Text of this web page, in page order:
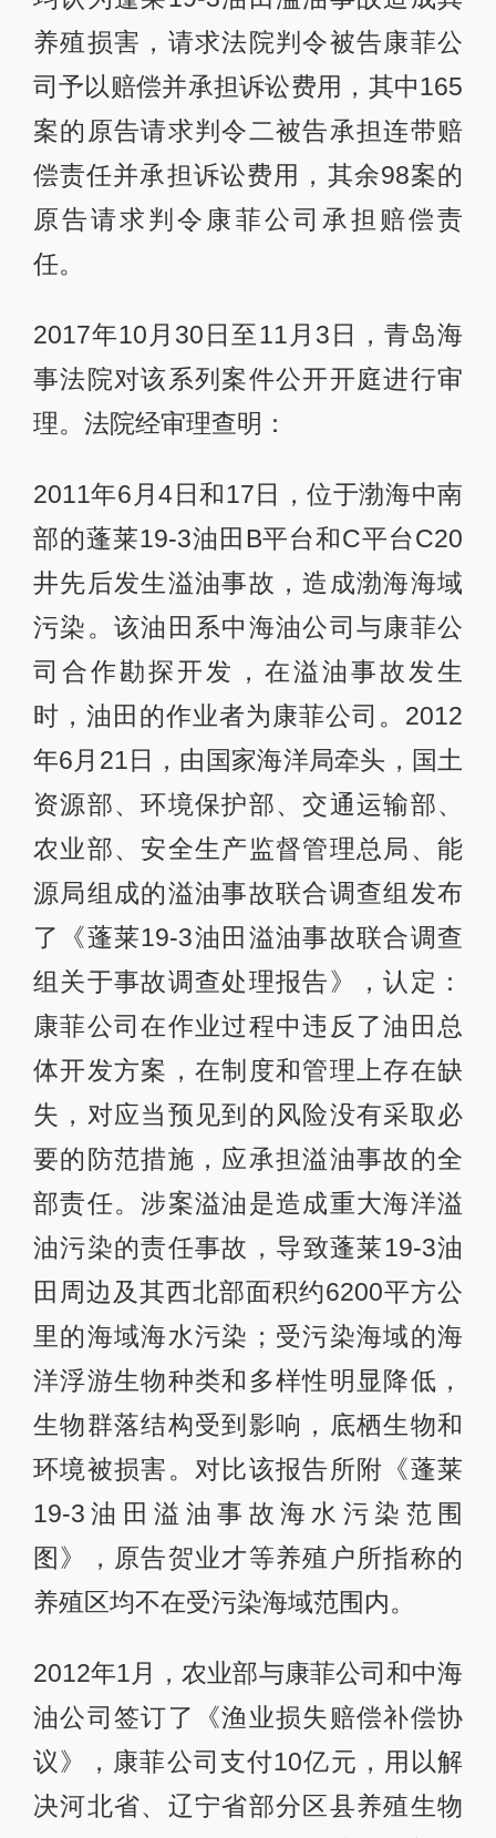
养殖损害，请求法院判令被告康菲公
司予以赔偿并承担诉讼费用，其中165
案的原告请求判令二被告承担连带赔
偿责任并承担诉讼费用，其余98案的
原告请求判令康菲公司承担赔偿责
任。
2017年10月30日至11月3日，青岛海
事法院对该系列案件公开开庭进行审
理。法院经审理查明：
2011年6月4日和17日，位于渤海中南
部的蓬莱19-3油田B平台和C平台C20
井先后发生溢油事故，造成渤海海域
污染。该油田系中海油公司与康菲公
司合作勘探开发，在溢油事故发生
时，油田的作业者为康菲公司。2012
年6月21日，由国家海洋局牵头，国土
资源部、环境保护部、交通运输部、
农业部、安全生产监督管理总局、能
源局组成的溢油事故联合调查组发布
了《蓬莱19-3油田溢油事故联合调查
组关于事故调查处理报告》，认定：
康菲公司在作业过程中违反了油田总
体开发方案，在制度和管理上存在缺
失，对应当预见到的风险没有采取必
要的防范措施，应承担溢油事故的全
部责任。涉案溢油是造成重大海洋溢
油污染的责任事故，导致蓬莱19-3油
田周边及其西北部面积约6200平方公
里的海域海水污染；受污染海域的海
洋浮游生物种类和多样性明显降低，
生物群落结构受到影响，底栖生物和
环境被损害。对比该报告所附《蓬莱
19-3油田溢油事故海水污染范围
图》，原告贺业才等养殖户所指称的
养殖区均不在受污染海域范围内。
2012年1月，农业部与康菲公司和中海
油公司签订了《渔业损失赔偿补偿协
议》，康菲公司支付10亿元，用以解
决河北省、辽宁省部分区县养殖生物